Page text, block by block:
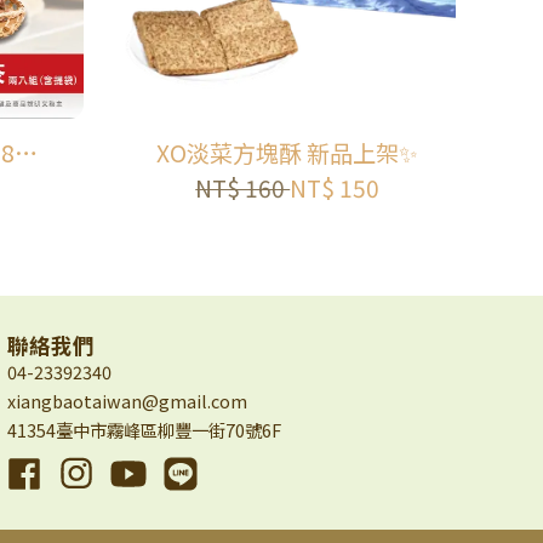
) |
XO淡菜方塊酥 新品上架✨
NT$ 160NT$ 150
聯絡我們
04-23392340
xiangbaotaiwan@gmail.com
41354臺中市霧峰區柳豐一街70號6F
FacebookInstagramYouTube